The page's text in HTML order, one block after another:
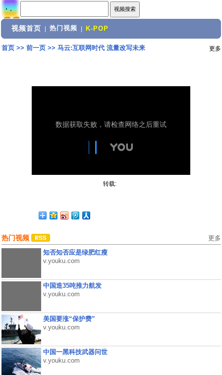
视频首页 热门视频 K-POP
首页>> 前一页>> 马云:互联网时代 流量改写未来 更多
转载:
热门视频 更多
知否知否应是绿肥红瘦
v.youku.com
中国造35吨推力航发
v.youku.com
美国要涨“保护费”
v.youku.com
中国一黑科技武器问世
v.youku.com